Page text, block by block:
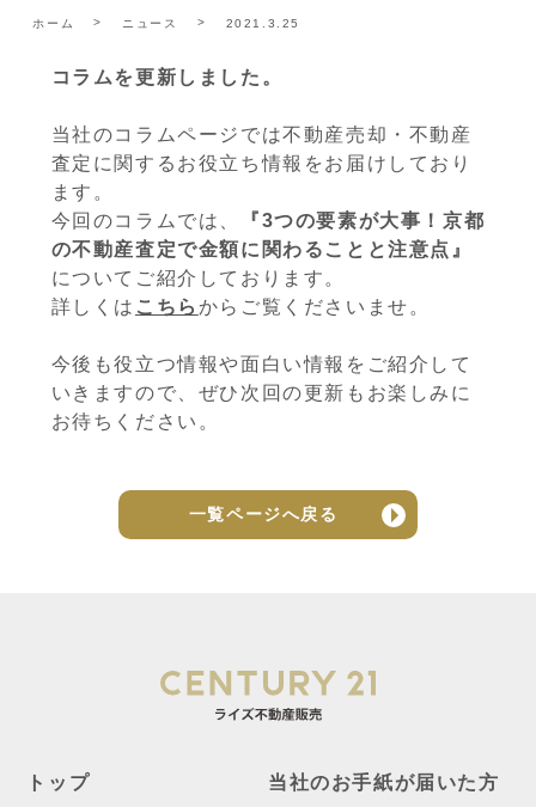
ホーム ニュース 2021.3.25
コラムを更新しました。
当社のコラムページでは不動産売却・不動産
査定に関するお役立ち情報をお届けしており
ます。
今回のコラムでは、
『3つの要素が大事！京都
の不動産査定で金額に関わることと注意点』
についてご紹介しております。
詳しくは こちら からご覧くださいませ。
今後も役立つ情報や面白い情報をご紹介して
いきますので、ぜひ次回の更新もお楽しみに
お待ちください。
一覧ページへ戻る
トップ
当社のお手紙が届いた方